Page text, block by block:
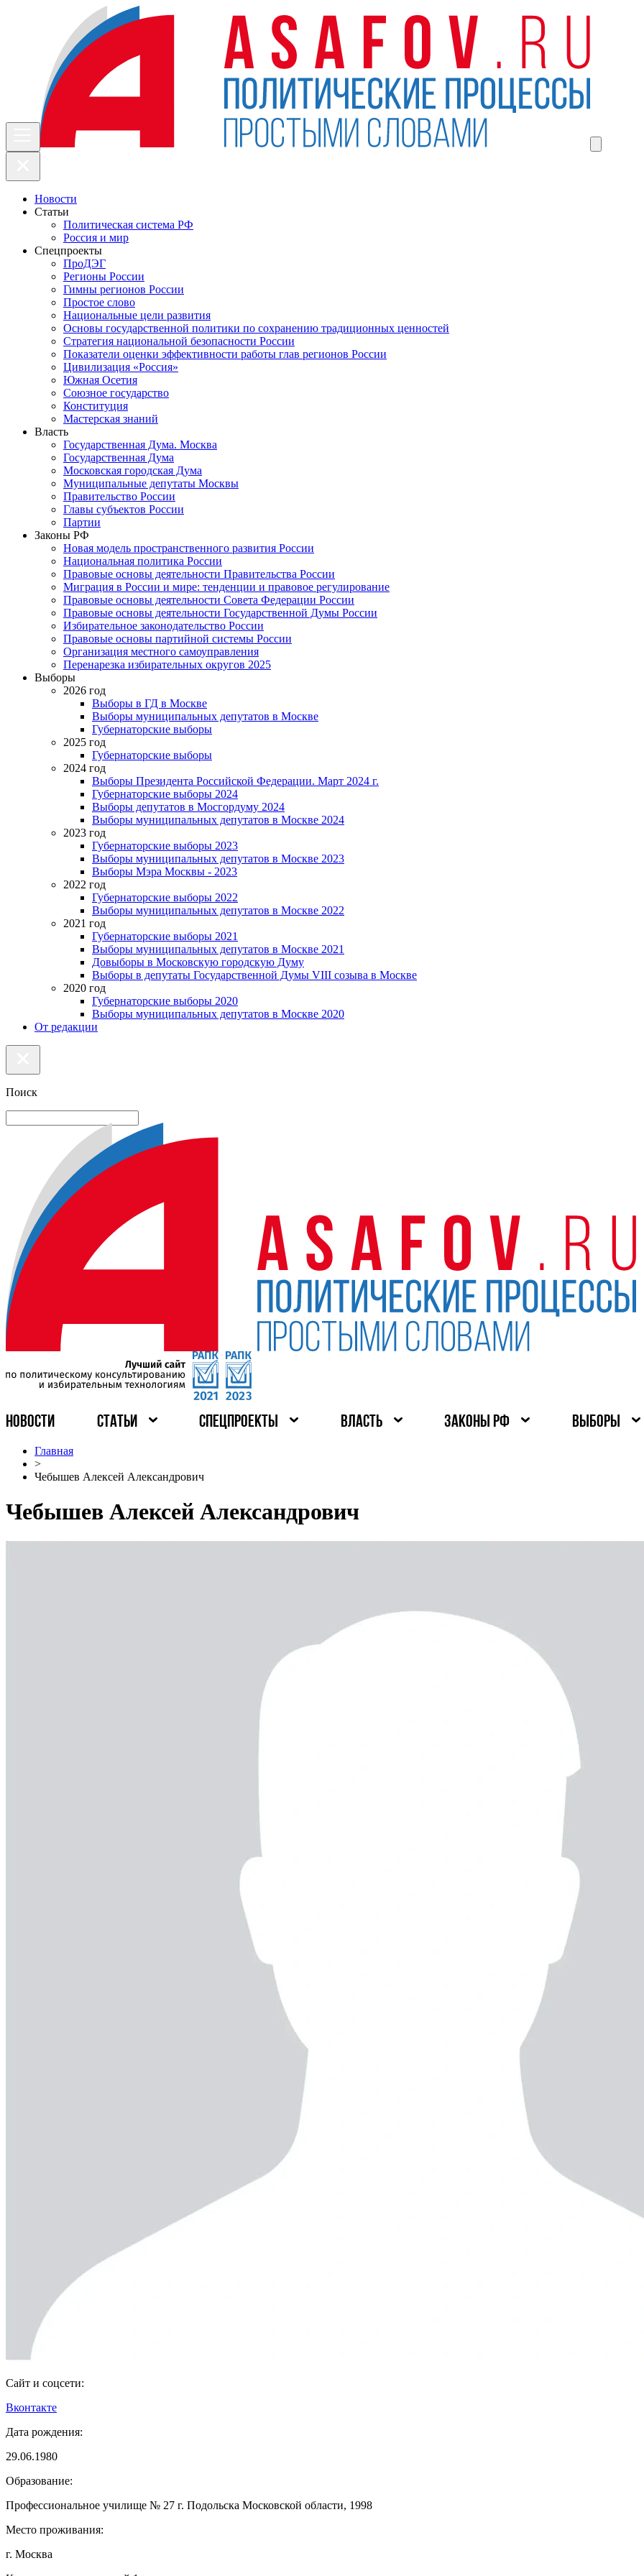
Новости
Статьи
Политическая система РФ
Россия и мир
Спецпроекты
ПроДЭГ
Регионы России
Гимны регионов России
Простое слово
Национальные цели развития
Основы государственной политики по сохранению традиционных ценностей
Стратегия национальной безопасности России
Показатели оценки эффективности работы глав регионов России
Цивилизация «Россия»
Южная Осетия
Союзное государство
Конституция
Мастерская знаний
Власть
Государственная Дума. Москва
Государственная Дума
Московская городская Дума
Муниципальные депутаты Москвы
Правительство России
Главы субъектов России
Партии
Законы РФ
Новая модель пространственного развития России
Национальная политика России
Правовые основы деятельности Правительства России
Миграция в России и мире: тенденции и правовое регулирование
Правовые основы деятельности Совета Федерации России
Правовые основы деятельности Государственной Думы России
Избирательное законодательство России
Правовые основы партийной системы России
Организация местного самоуправления
Перенарезка избирательных округов 2025
Выборы
2026 год
Выборы в ГД в Москве
Выборы муниципальных депутатов в Москве
Губернаторские выборы
2025 год
Губернаторские выборы
2024 год
Выборы Президента Российской Федерации. Март 2024 г.
Губернаторские выборы 2024
Выборы депутатов в Мосгордуму 2024
Выборы муниципальных депутатов в Москве 2024
2023 год
Губернаторские выборы 2023
Выборы муниципальных депутатов в Москве 2023
Выборы Мэра Москвы - 2023
2022 год
Губернаторские выборы 2022
Выборы муниципальных депутатов в Москве 2022
2021 год
Губернаторские выборы 2021
Выборы муниципальных депутатов в Москве 2021
Довыборы в Московскую городскую Думу
Выборы в депутаты Государственной Думы VIII созыва в Москве
2020 год
Губернаторские выборы 2020
Выборы муниципальных депутатов в Москве 2020
От редакции
Поиск
НОВОСТИ СТАТЬИ СПЕЦПРОЕКТЫ ВЛАСТЬ ЗАКОНЫ РФ ВЫБОРЫ
Главная
>
Чебышев Алексей Александрович
Чебышев Алексей Александрович
Сайт и соцсети:
Вконтакте
Дата рождения:
29.06.1980
Образование:
Профессиональное училище № 27 г. Подольска Московской области, 1998
Место проживания:
г. Москва